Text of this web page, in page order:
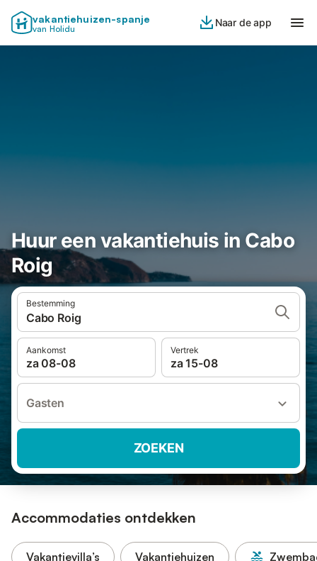
vakantiehuizen-spanje
van Holidu
Naar de app
Huur een vakantiehuis in Cabo
Roig
Bestemming
Cabo Roig
Aankomst
za 08-08
Vertrek
za 15-08
Gasten
ZOEKEN
Accommodaties ontdekken
Vakantievilla’s Vakantiehuizen